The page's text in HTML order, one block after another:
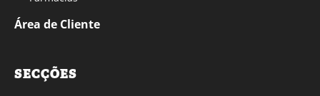
Área de Cliente
SECÇÕES